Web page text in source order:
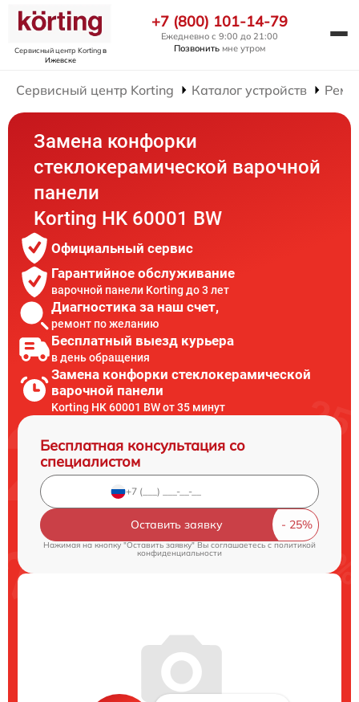
Сервисный центр Kortingв
Ижевске
+7 (800) 101-14-79
Ежедневно с 9:00 до 21:00
Позвонить мне утром
Сервисный центр Korting Каталог устройств
Замена конфорки
стеклокерамической варочной
панели
Korting HK 60001 BW
Официальный сервис
Гарантийное обслуживание
варочной панели Korting до 3 лет
Диагностика за наш счет,
ремонт по желанию
Бесплатный выезд курьера
в день обращения
Замена конфорки стеклокерамической
варочной панели
Korting HK 60001 BW от 35 минут
Бесплатная консультация со
специалистом
Оставить заявку
Нажимая на кнопку "Оставить заявку" Вы соглашаетесь cполитикой
конфиденциальности